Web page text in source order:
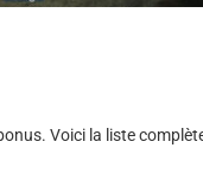
Voici la liste